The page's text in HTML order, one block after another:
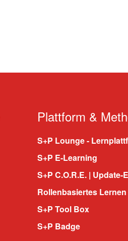
Plattform &
S+P Lounge -
S+P E-Learning
S+P C.O.R.E. | Update-
Rollenbasiertes Lernen
S+P Tool Box
S+P Badge